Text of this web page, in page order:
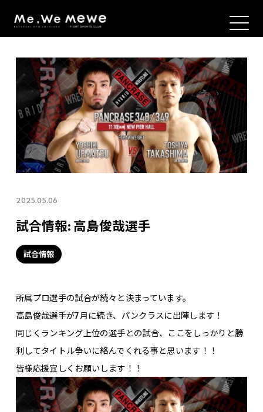
2025.05.06
試合情報: 高島俊哉選手
試合情報
所属プロ選手の試合が続々と決まっています。
高島俊哉選手が7月に続き、パンクラスに出陣します！
同じくランキング上位の選手との試合、ここをしっかりと勝
利してタイトル争いに絡んでくれる事と思います！！
皆様応援宜しくお願いします！！